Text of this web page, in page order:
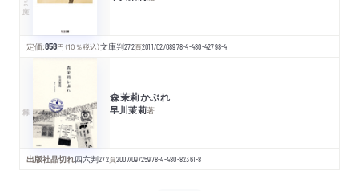
定価:858円 （10％税込）文庫判272頁2011/02/08978-4-480-42798-4
森茉莉かぶれ
早川茉莉著
出版社品切れ四六判272頁2007/09/25978-4-480-82361-8